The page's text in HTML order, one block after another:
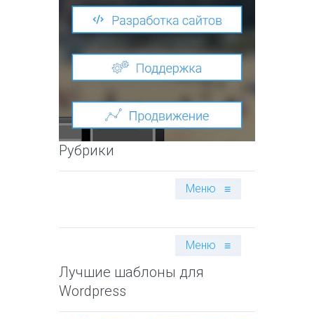
Рубрики
Меню ≡
Меню ≡
Лучшие шаблоны для
Wordpress